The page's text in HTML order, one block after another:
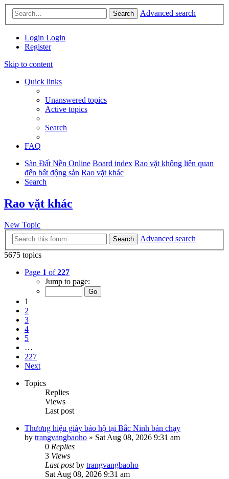
Search Advanced search
Login Login
Register
Skip to content
Quick links
Unanswered topics
Active topics
Search
FAQ
Sàn Đất Nền Online Board index Rao vặt không liên quan
đến bất động sản Rao vặt khác
Search
Rao vặt khác
New Topic
Search
Advanced search
5675 topics
Page 1 of227
Jump to page:
1
2
3
4
5
…
227
Next
Topics
Replies
Views
Last post
Thương hiệu giày bảo hộ tại Bắc Ninh bán chạy
by trangvangbaoho » Sat Aug 08, 2026 9:31 am
0 Replies
3 Views
Last postby trangvangbaoho
Sat Aug 08, 2026 9:31 am